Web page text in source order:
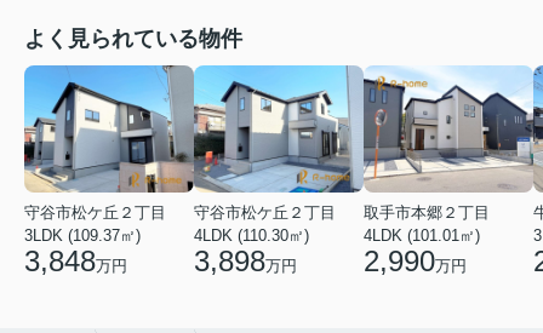
よく見られている物件
守谷市松ケ丘２丁目
3LDK (109.37㎡)
3,848万円
守谷市松ケ丘２丁目
4LDK (110.30㎡)
3,898万円
取手市本郷２丁目
4LDK (101.01㎡)
2,990万円